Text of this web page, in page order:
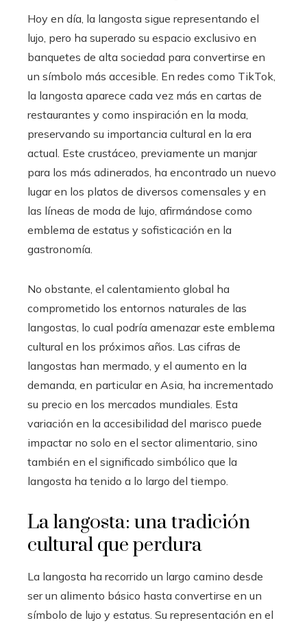
Hoy en día, la langosta sigue representando el
lujo, pero ha superado su espacio exclusivo en
banquetes de alta sociedad para convertirse en
un símbolo más accesible. En redes como TikTok,
la langosta aparece cada vez más en cartas de
restaurantes y como inspiración en la moda,
preservando su importancia cultural en la era
actual. Este crustáceo, previamente un manjar
para los más adinerados, ha encontrado un nuevo
lugar en los platos de diversos comensales y en
las líneas de moda de lujo, afirmándose como
emblema de estatus y sofisticación en la
gastronomía.
No obstante, el calentamiento global ha
comprometido los entornos naturales de las
langostas, lo cual podría amenazar este emblema
cultural en los próximos años. Las cifras de
langostas han mermado, y el aumento en la
demanda, en particular en Asia, ha incrementado
su precio en los mercados mundiales. Esta
variación en la accesibilidad del marisco puede
impactar no solo en el sector alimentario, sino
también en el significado simbólico que la
langosta ha tenido a lo largo del tiempo.
La langosta: una tradición
cultural que perdura
La langosta ha recorrido un largo camino desde
ser un alimento básico hasta convertirse en un
símbolo de lujo y estatus. Su representación en el